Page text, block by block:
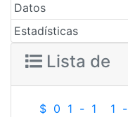
Datos
Estadísticas
Lista de
$ 0 1 - 1 1 -